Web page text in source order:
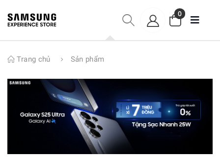
0
Trang chủ Sản phẩm